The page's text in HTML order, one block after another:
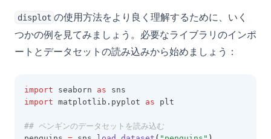
displot の使用方法をより良く理解するために、いく
つかの例を見てみましょう。必要なライブラリのインポ
ートとデータセットの読み込みから始めましょう：
import seaborn as sns
import matplotlib . pyplot as plt
## ペンギンのデータセットを読み込む